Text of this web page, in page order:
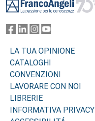
LA TUA OPINIONE
CATALOGHI
CONVENZIONI
LAVORARE CON NOI
LIBRERIE
INFORMATIVA PRIVACY